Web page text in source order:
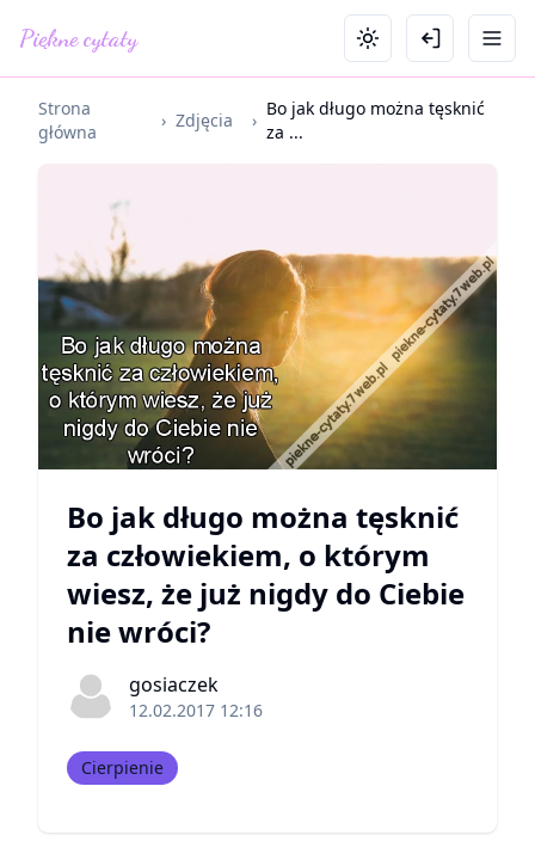
Piękne cytaty
Strona
główna
› Zdjęcia ›
Bo jak długo można tęsknić
za ...
Bo jak długo można tęsknić
za człowiekiem, o którym
wiesz, że już nigdy do Ciebie
nie wróci?
gosiaczek
12.02.2017 12:16
Cierpienie